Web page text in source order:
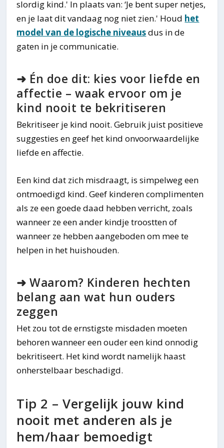
slordig kind.' In plaats van: ‘Je bent super netjes,
en je laat dit vandaag nog niet zien.' Houd het
model van de logische niveausdus in de
gaten in je communicatie.
➜ Én doe dit: kies voor liefde en
affectie – waak ervoor om je
kind nooit te bekritiseren
Bekritiseer je kind nooit. Gebruik juist positieve
suggesties en geef het kind onvoorwaardelijke
liefde en affectie.
Een kind dat zich misdraagt, is simpelweg een
ontmoedigd kind. Geef kinderen complimenten
als ze een goede daad hebben verricht, zoals
wanneer ze een ander kindje troostten of
wanneer ze hebben aangeboden om mee te
helpen in het huishouden.
➜ Waarom? Kinderen hechten
belang aan wat hun ouders
zeggen
Het zou tot de ernstigste misdaden moeten
behoren wanneer een ouder een kind onnodig
bekritiseert. Het kind wordt namelijk haast
onherstelbaar beschadigd.
Tip 2 – Vergelijk jouw kind
nooit met anderen als je
hem/haar bemoedigt